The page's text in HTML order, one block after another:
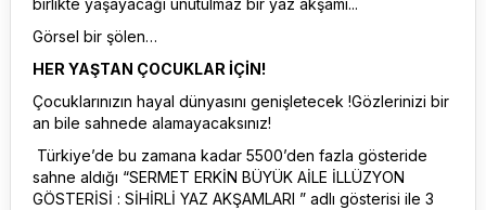
birlikte yaşayacağı unutulmaz bir yaz akşamı...
Görsel bir şölen…
HER YAŞTAN ÇOCUKLAR İÇİN!
Çocuklarınızın hayal dünyasını genişletecek !Gözlerinizi bir
an bile sahnede alamayacaksınız!
Türkiye’de bu zamana kadar 5500’den fazla gösteride
sahne aldığı “SERMET ERKİN BÜYÜK AİLE İLLÜZYON
GÖSTERİSİ : SİHİRLİ YAZ AKŞAMLARI ” adlı gösterisi ile 3